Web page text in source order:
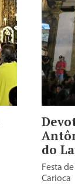
do
Festa
Carioca